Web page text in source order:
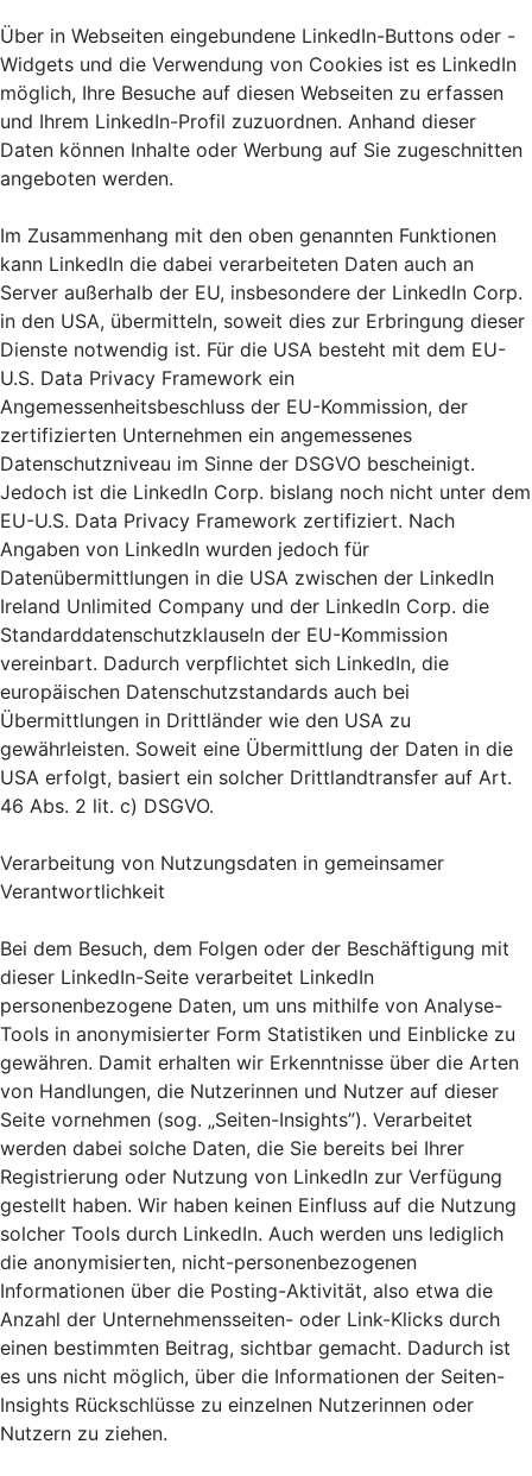
Über in Webseiten eingebundene LinkedIn-Buttons oder -
Widgets und die Verwendung von Cookies ist es LinkedIn
möglich, Ihre Besuche auf diesen Webseiten zu erfassen
und Ihrem LinkedIn-Profil zuzuordnen. Anhand dieser
Daten können Inhalte oder Werbung auf Sie zugeschnitten
angeboten werden.
Im Zusammenhang mit den oben genannten Funktionen
kann LinkedIn die dabei verarbeiteten Daten auch an
Server außerhalb der EU, insbesondere der LinkedIn Corp.
in den USA, übermitteln, soweit dies zur Erbringung dieser
Dienste notwendig ist. Für die USA besteht mit dem EU-
U.S. Data Privacy Framework ein
Angemessenheitsbeschluss der EU-Kommission, der
zertifizierten Unternehmen ein angemessenes
Datenschutzniveau im Sinne der DSGVO bescheinigt.
Jedoch ist die LinkedIn Corp. bislang noch nicht unter dem
EU-U.S. Data Privacy Framework zertifiziert. Nach
Angaben von LinkedIn wurden jedoch für
Datenübermittlungen in die USA zwischen der LinkedIn
Ireland Unlimited Company und der LinkedIn Corp. die
Standarddatenschutzklauseln der EU-Kommission
vereinbart. Dadurch verpflichtet sich LinkedIn, die
europäischen Datenschutzstandards auch bei
Übermittlungen in Drittländer wie den USA zu
gewährleisten. Soweit eine Übermittlung der Daten in die
USA erfolgt, basiert ein solcher Drittlandtransfer auf Art.
46 Abs. 2 lit. c) DSGVO.
Verarbeitung von Nutzungsdaten in gemeinsamer
Verantwortlichkeit
Bei dem Besuch, dem Folgen oder der Beschäftigung mit
dieser LinkedIn-Seite verarbeitet LinkedIn
personenbezogene Daten, um uns mithilfe von Analyse-
Tools in anonymisierter Form Statistiken und Einblicke zu
gewähren. Damit erhalten wir Erkenntnisse über die Arten
von Handlungen, die Nutzerinnen und Nutzer auf dieser
Seite vornehmen (sog. „Seiten-Insights”). Verarbeitet
werden dabei solche Daten, die Sie bereits bei Ihrer
Registrierung oder Nutzung von LinkedIn zur Verfügung
gestellt haben. Wir haben keinen Einfluss auf die Nutzung
solcher Tools durch LinkedIn. Auch werden uns lediglich
die anonymisierten, nicht-personenbezogenen
Informationen über die Posting-Aktivität, also etwa die
Anzahl der Unternehmensseiten- oder Link-Klicks durch
einen bestimmten Beitrag, sichtbar gemacht. Dadurch ist
es uns nicht möglich, über die Informationen der Seiten-
Insights Rückschlüsse zu einzelnen Nutzerinnen oder
Nutzern zu ziehen.